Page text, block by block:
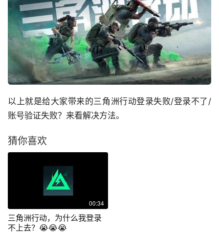
以上就是给大家带来的三角洲行动登录失败/登录不了/
账号验证失败？来看解决方法。
猜你喜欢
00:34
三角洲行动，为什么我登录
不上去？😭😭😭